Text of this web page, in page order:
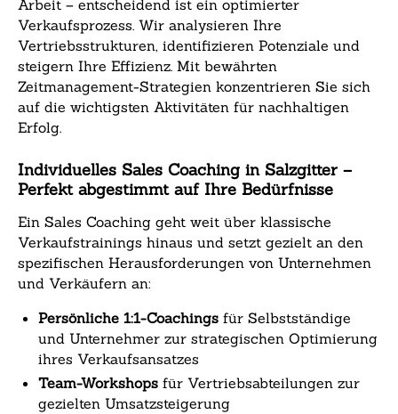
Arbeit – entscheidend ist ein optimierter
Verkaufsprozess. Wir analysieren Ihre
Vertriebsstrukturen, identifizieren Potenziale und
steigern Ihre Effizienz. Mit bewährten
Zeitmanagement-Strategien konzentrieren Sie sich
auf die wichtigsten Aktivitäten für nachhaltigen
Erfolg.
Individuelles Sales Coaching in Salzgitter –
Perfekt abgestimmt auf Ihre Bedürfnisse
Ein Sales Coaching geht weit über klassische
Verkaufstrainings hinaus und setzt gezielt an den
spezifischen Herausforderungen von Unternehmen
und Verkäufern an:
Persönliche 1:1-Coachings für Selbstständige
und Unternehmer zur strategischen Optimierung
ihres Verkaufsansatzes
Team-Workshops für Vertriebsabteilungen zur
gezielten Umsatzsteigerung